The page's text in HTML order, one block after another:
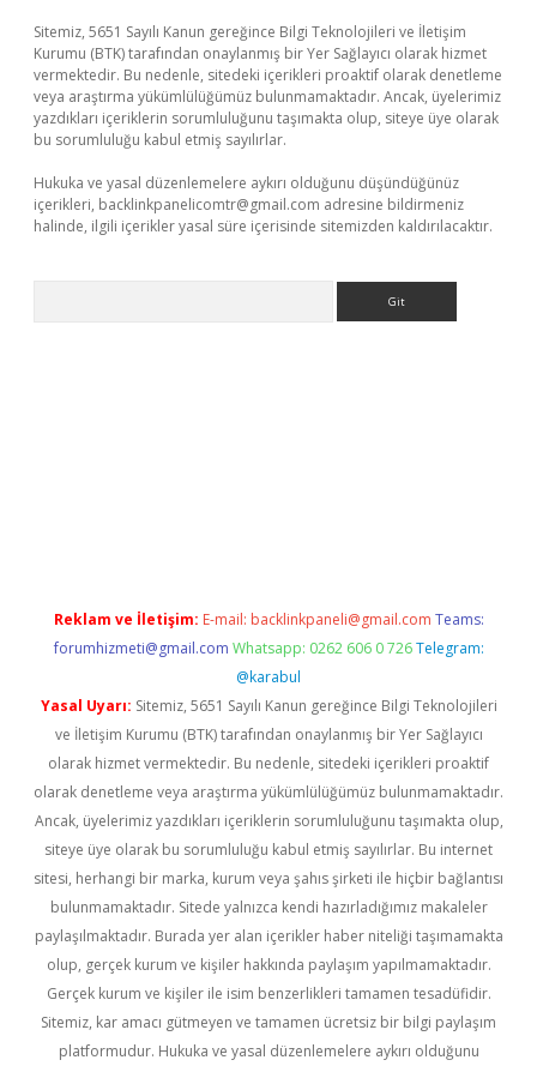
Sitemiz, 5651 Sayılı Kanun gereğince Bilgi Teknolojileri ve İletişim
Kurumu (BTK) tarafından onaylanmış bir Yer Sağlayıcı olarak hizmet
vermektedir. Bu nedenle, sitedeki içerikleri proaktif olarak denetleme
veya araştırma yükümlülüğümüz bulunmamaktadır. Ancak, üyelerimiz
yazdıkları içeriklerin sorumluluğunu taşımakta olup, siteye üye olarak
bu sorumluluğu kabul etmiş sayılırlar.
Hukuka ve yasal düzenlemelere aykırı olduğunu düşündüğünüz
içerikleri, backlinkpanelicomtr@gmail.com adresine bildirmeniz
halinde, ilgili içerikler yasal süre içerisinde sitemizden kaldırılacaktır.
Reklam ve İletişim: E-mail: backlinkpaneli@gmail.com Teams:
forumhizmeti@gmail.com Whatsapp: 0262 606 0 726 Telegram:
@karabul
Yasal Uyarı: Sitemiz, 5651 Sayılı Kanun gereğince Bilgi Teknolojileri
ve İletişim Kurumu (BTK) tarafından onaylanmış bir Yer Sağlayıcı
olarak hizmet vermektedir. Bu nedenle, sitedeki içerikleri proaktif
olarak denetleme veya araştırma yükümlülüğümüz bulunmamaktadır.
Ancak, üyelerimiz yazdıkları içeriklerin sorumluluğunu taşımakta olup,
siteye üye olarak bu sorumluluğu kabul etmiş sayılırlar. Bu internet
sitesi, herhangi bir marka, kurum veya şahıs şirketi ile hiçbir bağlantısı
bulunmamaktadır. Sitede yalnızca kendi hazırladığımız makaleler
paylaşılmaktadır. Burada yer alan içerikler haber niteliği taşımamakta
olup, gerçek kurum ve kişiler hakkında paylaşım yapılmamaktadır.
Gerçek kurum ve kişiler ile isim benzerlikleri tamamen tesadüfidir.
Sitemiz, kar amacı gütmeyen ve tamamen ücretsiz bir bilgi paylaşım
platformudur. Hukuka ve yasal düzenlemelere aykırı olduğunu